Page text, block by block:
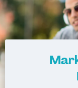
Mainz
Potsdam
Leverkusen